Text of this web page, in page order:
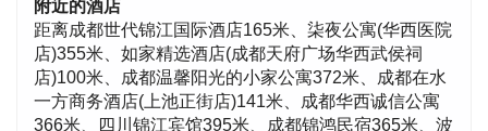
附近的酒店
距离成都世代锦江国际酒店165米、柒夜公寓(华西医院
店)355米、如家精选酒店(成都天府广场华西武侯祠
店)100米、成都温馨阳光的小家公寓372米、成都在水
一方商务酒店(上池正街店)141米、成都华西诚信公寓
366米、四川锦江宾馆395米、成都锦鸿民宿365米、波